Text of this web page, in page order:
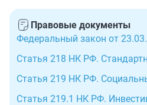
распространяются на взносы,
договорам долгосрочных
Правовые документы
Федеральный закон от
Статья 218 НК РФ.
Статья 219 НК РФ.
Статья 219.1 НК РФ.